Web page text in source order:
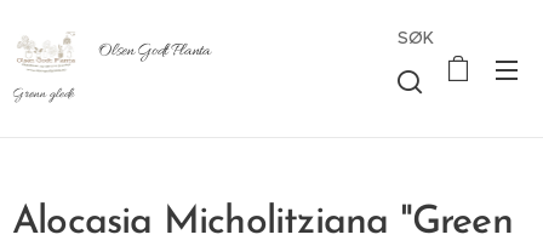
Olsen Godt Planta
Grønn glede
SØK
Alocasia Micholitziana "Green